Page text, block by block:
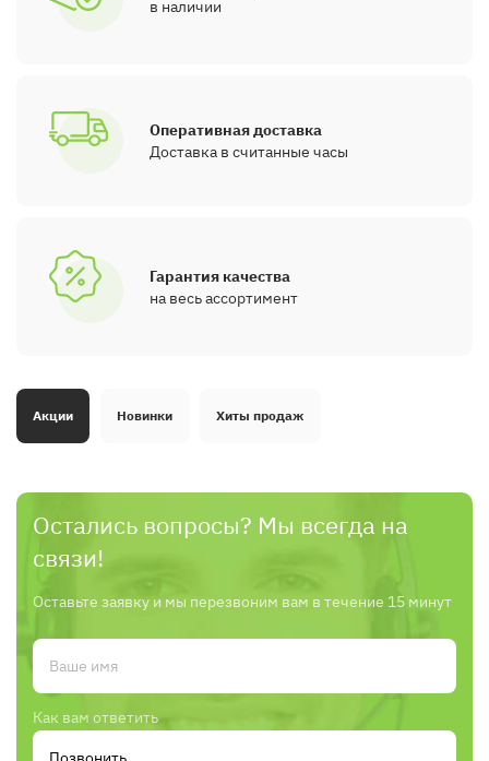
в наличии
Оперативная доставка
Доставка в считанные часы
Гарантия качества
на весь ассортимент
Акции Новинки Хиты продаж
Остались вопросы? Мы всегда на
связи!
Оставьте заявку и мы перезвоним вам в течение 15 минут
Как вам ответить